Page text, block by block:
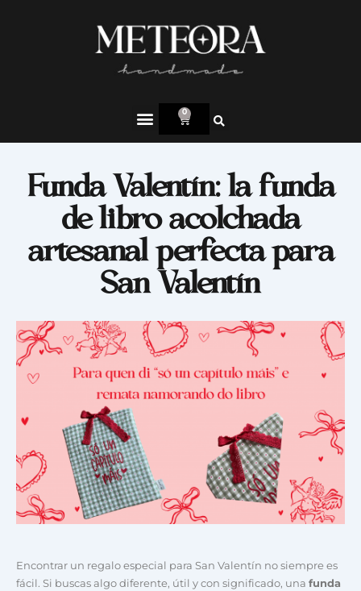
0
Funda Valentín: la funda
de libro acolchada
artesanal perfecta para
San Valentín
Encontrar un regalo especial para San Valentín no siempre es
fácil. Si buscas algo diferente, útil y con significado, una funda